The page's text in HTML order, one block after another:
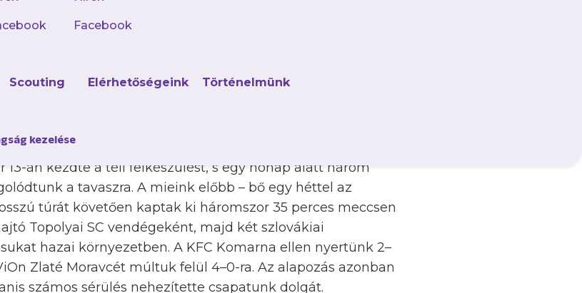
Facebook
Scouting Elérhetőségeink Történelmünk
kezelése
a rendkívül szoros középmezőnyben a 7. helyen telel
két belső védőnk, Kránicz Viktória és Buchmüller
a labdarúgással, illetve egy érkező várható még a
13-án kezdte a téli felkészülést, s egy hónap alatt három
a tavaszra. A mieink előbb – bő egy héttel az
túrát követően kaptak ki háromszor 35 perces meccsen
Topolyai SC vendégeként, majd két szlovákiai
hazai környezetben. A KFC Komarna ellen nyertünk 2–
Zlaté Moravcét múltuk felül 4–0-ra. Az alapozás azonban
számos sérülés nehezítette csapatunk dolgát.